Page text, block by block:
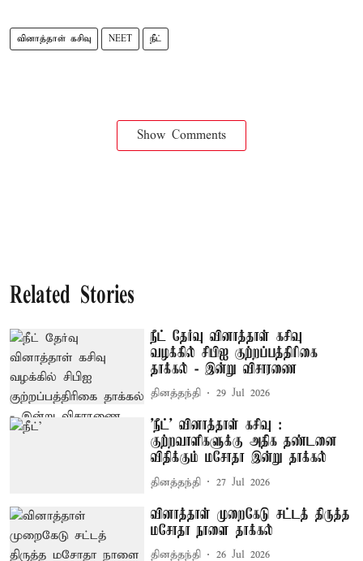
வினாத்தாள் கசிவு NEET நீட்
Show Comments
Related Stories
நீட் தேர்வு வினாத்தாள் கசிவு
வழக்கில் சிபிஐ குற்றப்பத்திரிகை
தாக்கல் - இன்று விசாரணை
தினத்தந்தி 29 Jul 2026
'நீட்' வினாத்தாள் கசிவு :
குற்றவாளிகளுக்கு அதிக தண்டனை
விதிக்கும் மசோதா இன்று தாக்கல்
தினத்தந்தி 27 Jul 2026
வினாத்தாள் முறைகேடு சட்டத் திருத்த
மசோதா நாளை தாக்கல்
தினத்தந்தி 26 Jul 2026